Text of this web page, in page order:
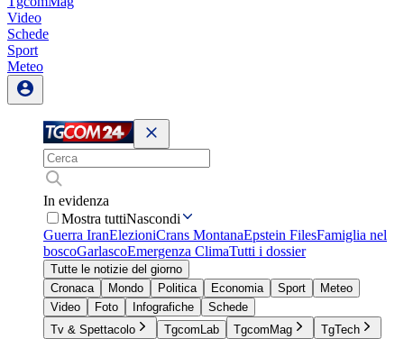
Video
Schede
Sport
Meteo
In evidenza
Mostra tuttiNascondi
Guerra IranElezioniCrans MontanaEpstein FilesFamiglia nel
boscoGarlascoEmergenza ClimaTutti i dossier
Tutte le notizie del giorno
Cronaca
Mondo Politica Economia Sport
Meteo
Video
Foto Infografiche
Schede
Tv & Spettacolo
TgcomLab TgcomMag
TgTech